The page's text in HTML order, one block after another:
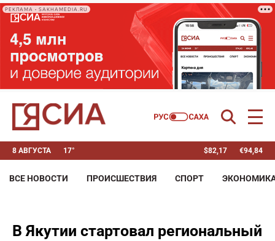
РЕКЛАМА • SAKHAMEDIA.RU
8 АВГУСТА 17° $82,17 €94,84
ВСЕ НОВОСТИ ПРОИСШЕСТВИЯ СПОРТ
В Якутии стартовал региональный